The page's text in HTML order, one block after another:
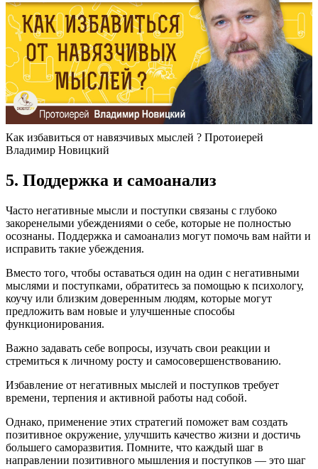
Как избавиться от навязчивых мыслей ? Протоиерей
Владимир Новицкий
5. Поддержка и самоанализ
Часто негативные мысли и поступки связаны с глубоко
закоренелыми убеждениями о себе, которые не полностью
осознаны. Поддержка и самоанализ могут помочь вам найти и
исправить такие убеждения.
Вместо того, чтобы оставаться один на один с негативными
мыслями и поступками, обратитесь за помощью к психологу,
коучу или близким доверенным людям, которые могут
предложить вам новые и улучшенные способы
функционирования.
Важно задавать себе вопросы, изучать свои реакции и
стремиться к личному росту и самосовершенствованию.
Избавление от негативных мыслей и поступков требует
времени, терпения и активной работы над собой.
Однако, применение этих стратегий поможет вам создать
позитивное окружение, улучшить качество жизни и достичь
большего саморазвития. Помните, что каждый шаг в
направлении позитивного мышления и поступков — это шаг